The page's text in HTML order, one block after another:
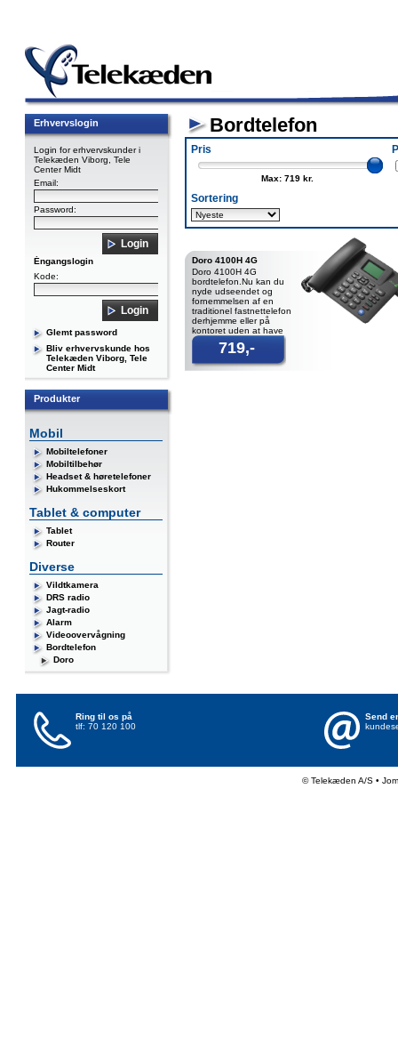
Erhvervslogin
Login for erhvervskunder i
Telekæden Viborg, Tele
Center Midt
Email:
Password:
Éngangslogin
Kode:
Glemt password
Bliv erhvervskunde hos
Telekæden Viborg, Tele
Center Midt
Produkter
Mobil
Mobiltelefoner
Mobiltilbehør
Headset & høretelefoner
Hukommelseskort
Tablet & computer
Tablet
Router
Diverse
Vildtkamera
DRS radio
Jagt-radio
Alarm
Videoovervågning
Bordtelefon
Doro
Bordtelefon
Pris
Max: 719 kr.
Sortering
Doro 4100H 4G
Doro 4100H 4G
bordtelefon.Nu kan du
nyde udseendet og
fornemmelsen af en
traditionel fastnettelefon
derhjemme eller på
kontoret uden at have
fastnet. I modsætning til
almindelige s
719,-
Ring til os på
tlf: 70 120 100
Send
© Telekæden A/S •